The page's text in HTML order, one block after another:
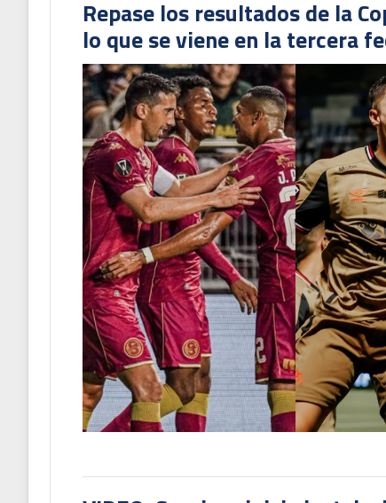
Repase los resultados de la
lo que se viene en la tercera